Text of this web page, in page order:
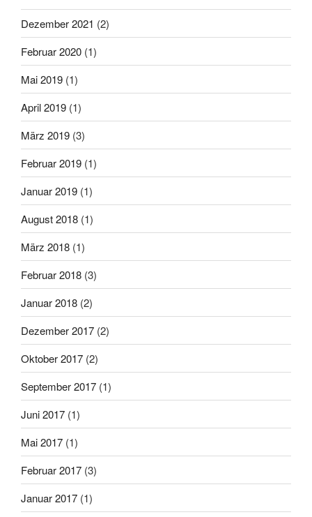
Dezember 2021 (2)
Februar 2020 (1)
Mai 2019 (1)
April 2019 (1)
März 2019 (3)
Februar 2019 (1)
Januar 2019 (1)
August 2018 (1)
März 2018 (1)
Februar 2018 (3)
Januar 2018 (2)
Dezember 2017 (2)
Oktober 2017 (2)
September 2017 (1)
Juni 2017 (1)
Mai 2017 (1)
Februar 2017 (3)
Januar 2017 (1)